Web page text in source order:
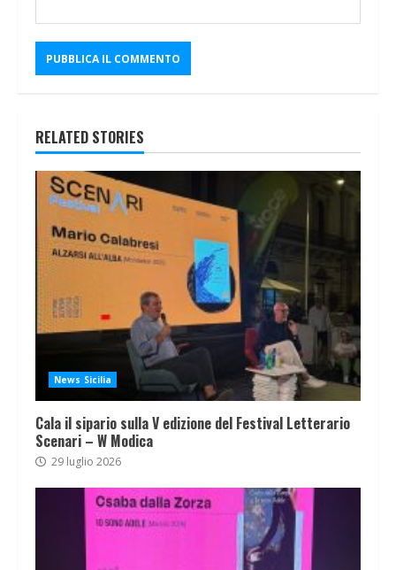
RELATED STORIES
News Sicilia
Cala il sipario sulla V edizione del Festival Letterario
Scenari – W Modica
29 luglio 2026